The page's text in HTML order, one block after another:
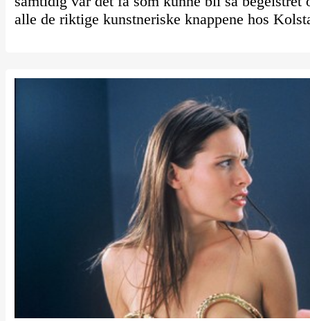
alle de riktige kunstneriske knappene hos